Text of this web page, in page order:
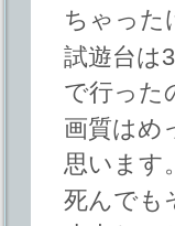
ちゃった
試遊台は
で行った
画質はめ
思います
死んでも